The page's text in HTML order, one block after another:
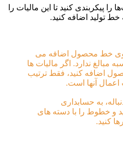
پیکربندی کنید تا این مالیات را
تولید اضافه کنید.
روی خط محصول اضافه می
مبالغ ندارد. اگر مالیات ها
اضافه کنید، فقط ترتیب
اعمال آنها است.
به حسابداری
و خطوط را با دسته های
کنید.